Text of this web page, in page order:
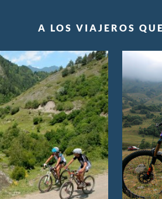
A LOS VIAJEROS